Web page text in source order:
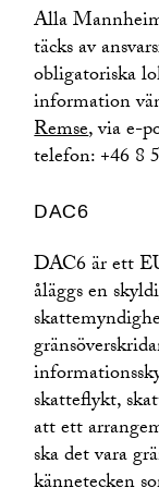
Alla
täcks av
obligatoriska
information
Remse, via e-
telefon: +46 8
DAC6
DAC6 är ett
åläggs en
skatteflykt,
att ett
ska det vara